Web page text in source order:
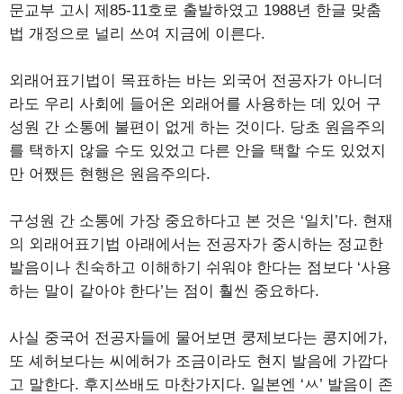
문교부 고시 제85-11호로 출발하였고 1988년 한글 맞춤
법 개정으로 널리 쓰여 지금에 이른다.
외래어표기법이 목표하는 바는 외국어 전공자가 아니더
라도 우리 사회에 들어온 외래어를 사용하는 데 있어 구
성원 간 소통에 불편이 없게 하는 것이다. 당초 원음주의
를 택하지 않을 수도 있었고 다른 안을 택할 수도 있었지
만 어쨌든 현행은 원음주의다.
구성원 간 소통에 가장 중요하다고 본 것은 ‘일치’다. 현재
의 외래어표기법 아래에서는 전공자가 중시하는 정교한
발음이나 친숙하고 이해하기 쉬워야 한다는 점보다 ‘사용
하는 말이 같아야 한다’는 점이 훨씬 중요하다.
사실 중국어 전공자들에 물어보면 쿵제보다는 콩지에가,
또 셰허보다는 씨에허가 조금이라도 현지 발음에 가깝다
고 말한다. 후지쓰배도 마찬가지다. 일본엔 ‘ㅆ’ 발음이 존